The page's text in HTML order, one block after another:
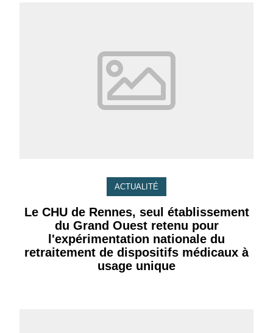
ACTUALITÉ
Le CHU de Rennes, seul établissement
du Grand Ouest retenu pour
l'expérimentation nationale du
retraitement de dispositifs médicaux à
usage unique